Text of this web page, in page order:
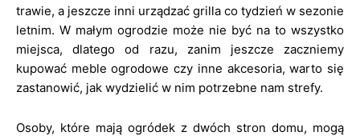
trawie, a jeszcze inni urządzać grilla co tydzień w sezonie
letnim. W małym ogrodzie może nie być na to wszystko
miejsca, dlatego od razu, zanim jeszcze zaczniemy
kupować meble ogrodowe czy inne akcesoria, warto się
zastanowić, jak wydzielić w nim potrzebne nam strefy.
Osoby, które mają ogródek z dwóch stron domu, mogą